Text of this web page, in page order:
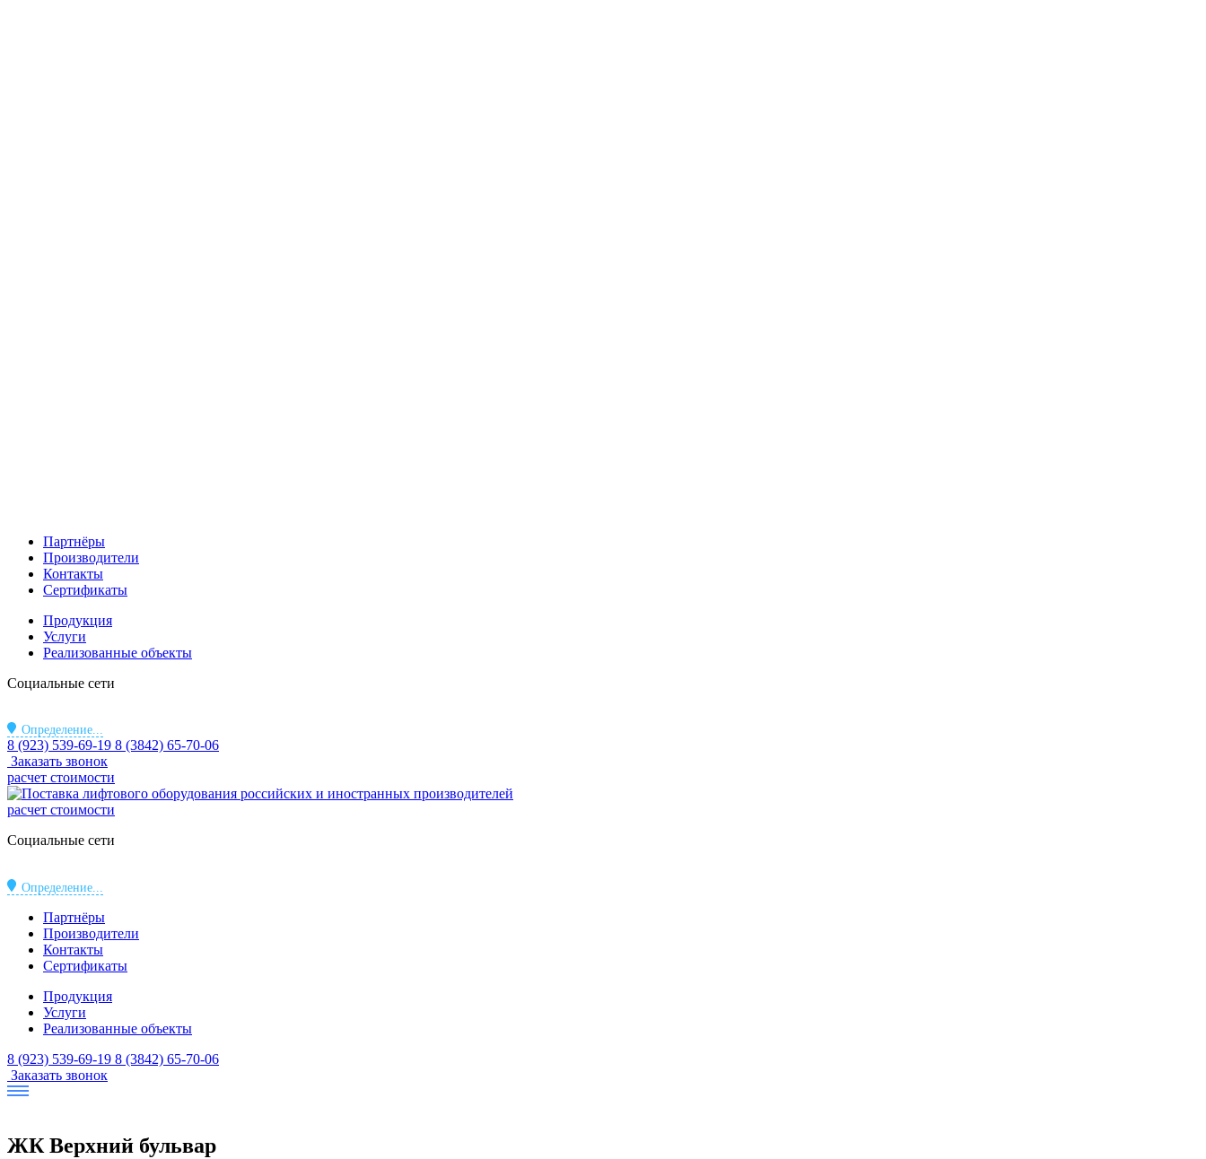
Партнёры
Производители
Контакты
Сертификаты
Продукция
Услуги
Реализованные объекты
Социальные сети
Определение...
8 (923) 539-69-19 8 (3842) 65-70-06
Заказать звонок
расчет стоимости
расчет стоимости
Социальные сети
Определение...
Партнёры
Производители
Контакты
Сертификаты
Продукция
Услуги
Реализованные объекты
8 (923) 539-69-19 8 (3842) 65-70-06
Заказать звонок
ЖК Верхний бульвар